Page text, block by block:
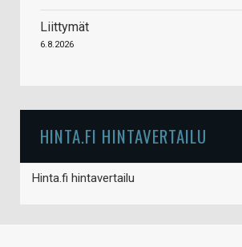
Liittymät
6.8.2026
HINTA.FI HINTAVERTAILU
Hinta.fi hintavertailu